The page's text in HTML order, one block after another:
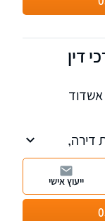
והמדויקת
דין
אשדוד
דירה,
קבלן,
ייעוץ אישי